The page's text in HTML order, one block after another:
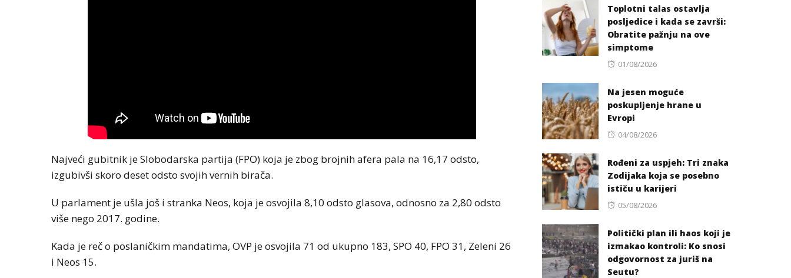
Najveći gubitnik je Slobodarska partija (FPO) koja je zbog brojnih afera pala na 16,17 odsto,
izgubivši skoro deset odsto svojih vernih birača.
U parlament je ušla još i stranka Neos, koja je osvojila 8,10 odsto glasova, odnosno za 2,80 odsto
više nego 2017. godine.
Kada je reč o poslaničkim mandatima, OVP je osvojila 71 od ukupno 183, SPO 40, FPO 31, Zeleni 26
i Neos 15.
Toplotni talas ostavlja
posljedice i kada se završi:
Obratite pažnju na ove
simptome
Posted
01/08/2026
Na jesen moguće
poskupljenje hrane u
Evropi
Posted
04/08/2026
Rođeni za uspjeh: Tri znaka
Zodijaka koja se posebno
ističu u karijeri
Posted
05/08/2026
Politički plan ili haos koji je
izmakao kontroli: Ko snosi
odgovornost za juriš na
Seutu?